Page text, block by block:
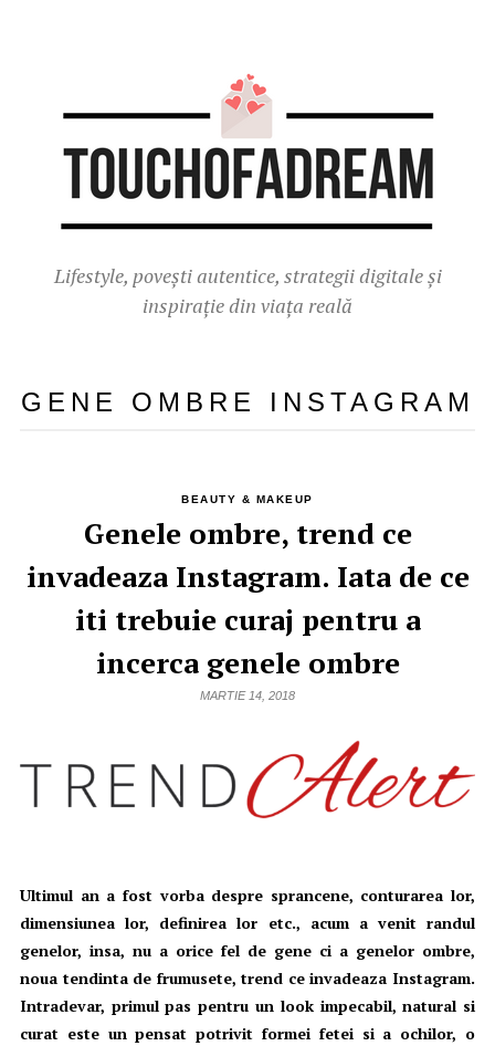
Lifestyle, povești autentice, strategii digitale și
inspirație din viața reală
GENE OMBRE INSTAGRAM
BEAUTY & MAKEUP
Genele ombre, trend ce
invadeaza Instagram. Iata de ce
iti trebuie curaj pentru a
incerca genele ombre
MARTIE 14, 2018
Ultimul an a fost vorba despre sprancene, conturarea lor,
dimensiunea lor, definirea lor etc., acum a venit randul
genelor, insa, nu a orice fel de gene ci a genelor ombre,
noua tendinta de frumusete, trend ce invadeaza Instagram.
Intradevar, primul pas pentru un look impecabil, natural si
curat este un pensat potrivit formei fetei si a ochilor, o